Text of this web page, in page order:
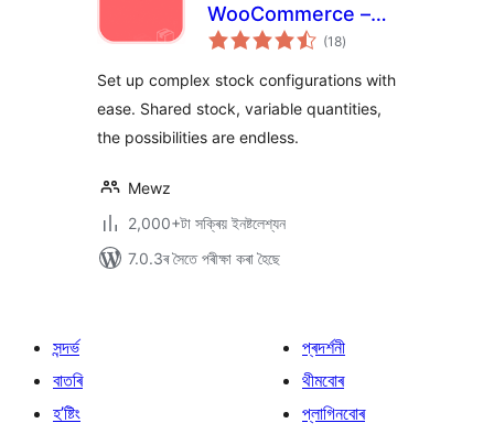
WooCommerce –
Shared Stock &
(Lite Version)
(18টা
মুঠ)
Set up complex stock configurations with
ease. Shared stock, variable quantities,
the possibilities are endless.
Mewz
2,000+টা সক্ৰিয় ইনষ্টলেশ্যন
7.0.3ৰ সৈতে পৰীক্ষা কৰা হৈছে
সন্দৰ্ভ
বাতৰি
হ’ষ্টিং
প্ৰদৰ্শনী
থীমবোৰ
প্লাগিনবোৰ